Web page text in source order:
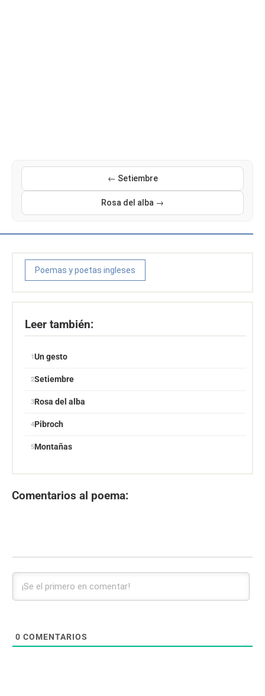
← Setiembre
Rosa del alba →
Poemas y poetas ingleses
Leer también:
Un gesto
Setiembre
Rosa del alba
Pibroch
Montañas
Comentarios al poema:
0 COMENTARIOS